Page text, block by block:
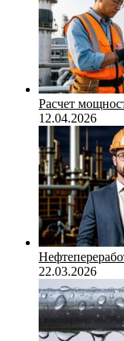
Расчет
12.04.2026
22.03.2026